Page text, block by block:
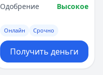
Одобрение
Высокое
Онлайн Срочно
Получить деньги